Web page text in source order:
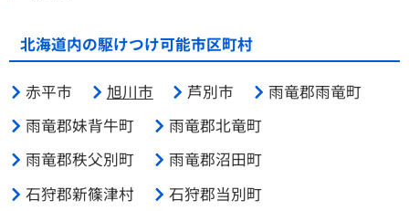
北海道内の駆けつけ可能市区町村
赤平市 旭川市 芦別市
雨竜郡雨竜町
雨竜郡妹背牛町
雨竜郡北竜町
雨竜郡秩父別町
雨竜郡沼田町
石狩郡新篠津村
石狩郡当別町